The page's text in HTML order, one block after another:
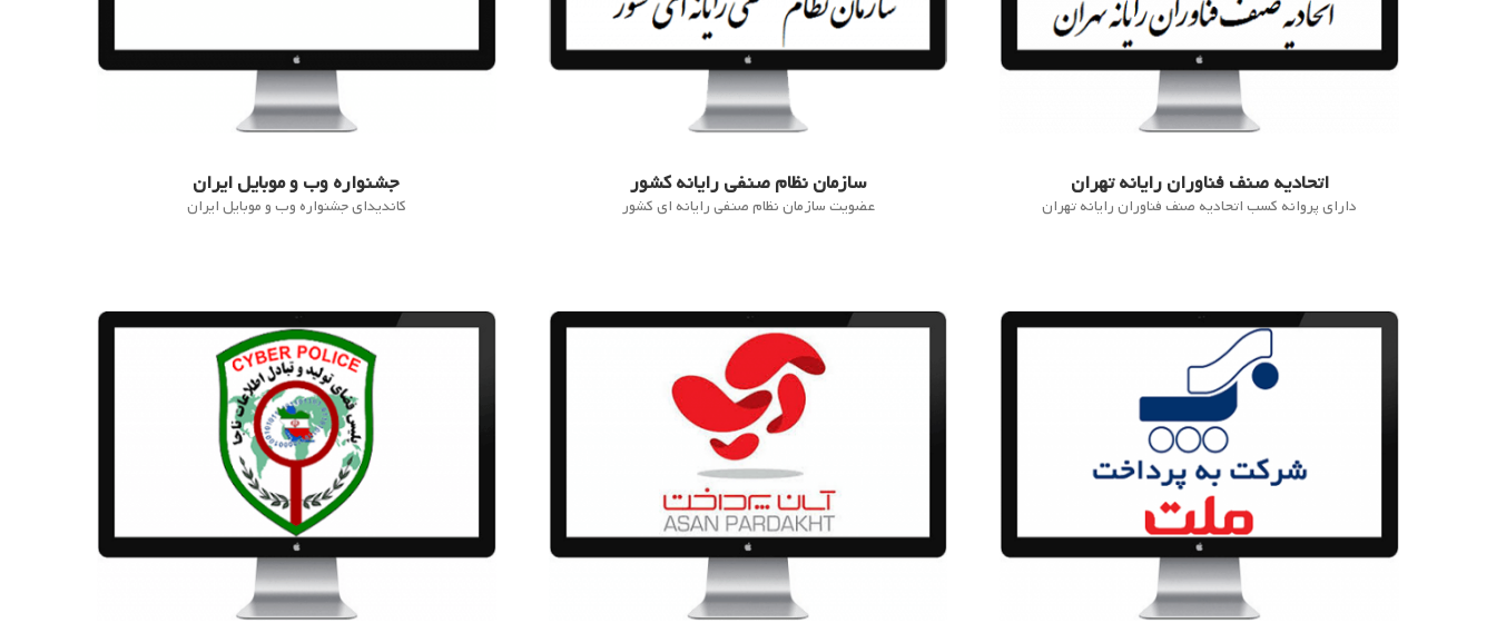
اتحادیه صنف فناوران رایانه تهران
دارای پروانه کسب اتحادیه صنف فناوران رایانه تهران
سازمان نظام صنفی رایانه کشور
عضویت سازمان نظام صنفی رایانه ای کشور
جشنواره وب و موبایل ایران
کاندیدای جشنواره وب و موبایل ایران